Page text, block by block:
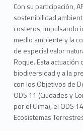
Con su participación,
sostenibilidad
costeros, impulsando
medio ambiente y la
de especial valor
Roque. Esta
biodiversidad y a la
con los Objetivos de
ODS 11 (Ciudades y
por el Clima), el ODS
Ecosistemas